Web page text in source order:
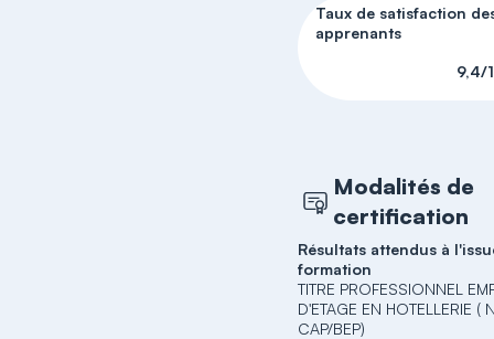
Taux de satisfaction
apprenants
9,4/
Modalités de
certification
Résultats attendus à
formation
TITRE PROFESSIONNEL
D'ETAGE EN HOTELLERIE (
CAP/BEP)